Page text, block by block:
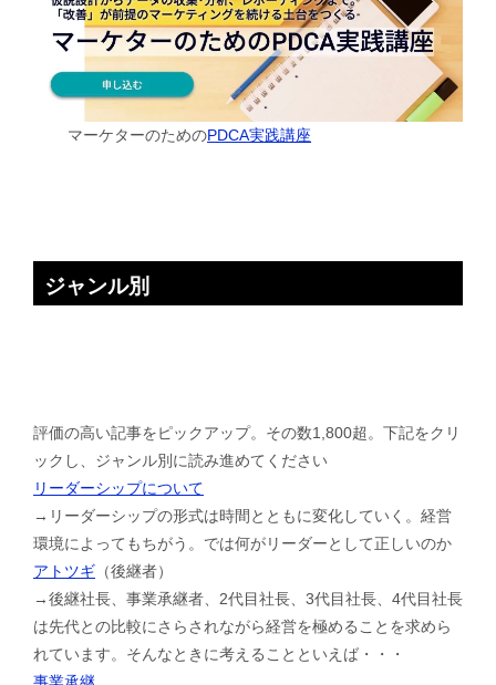
マーケターのためのPDCA実践講座
ジャンル別
評価の高い記事をピックアップ。その数1,800超。下記をクリ
ックし、ジャンル別に読み進めてください
リーダーシップについて
→リーダーシップの形式は時間とともに変化していく。経営
環境によってもちがう。では何がリーダーとして正しいのか
アトツギ （後継者）
→後継社長、事業承継者、2代目社長、3代目社長、4代目社長
は先代との比較にさらされながら経営を極めることを求めら
れています。そんなときに考えることといえば・・・
事業承継